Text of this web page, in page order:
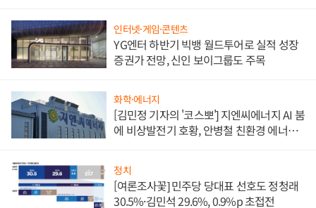
인터넷·게임·콘텐츠
YG엔터 하반기 빅뱅 월드투어로 실적 성장
증권가 전망, 신인 보이그룹도 주목
화학·에너지
[김민정 기자의 '코스뽀'] 지엔씨에너지 AI 붐
에 비상발전기 호황, 안병철 친환경 에너지
정치
[여론조사꽃] 민주당 당대표 선호도 정청래
30.5%·김민석 29.6%, 0.9%p 초접전